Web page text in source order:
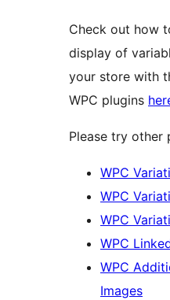
Check out how
display of
your store with
WPC plugins
Please try other
WPC
WPC
WPC
WPC
WPC
Images